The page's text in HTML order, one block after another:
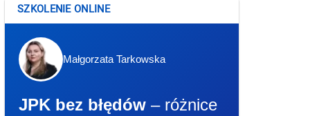
SZKOLENIE ONLINE
Małgorzata Tarkowska
JPK bez błędów – różnice